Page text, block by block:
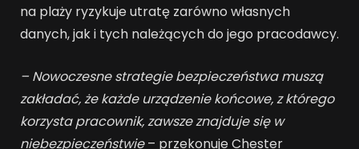
na plaży ryzykuje utratę zarówno własnych
danych, jak i tych należących do jego pracodawcy.
– Nowoczesne strategie bezpieczeństwa muszą
zakładać, że każde urządzenie końcowe, z którego
korzysta pracownik, zawsze znajduje się w
niebezpieczeństwie– przekonuje Chester